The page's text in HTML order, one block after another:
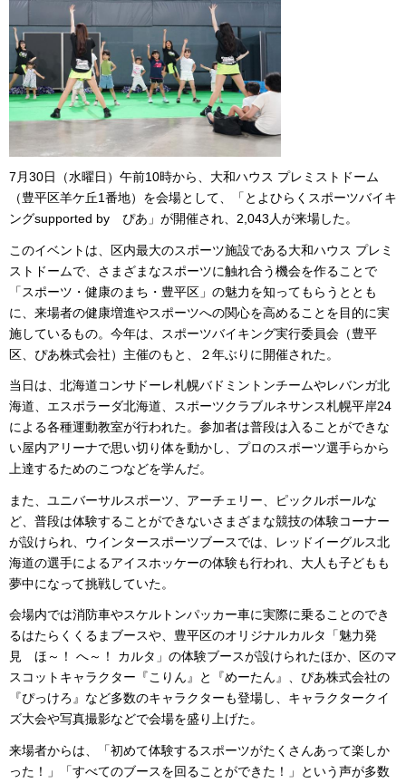
7月30日（水曜日）午前10時から、大和ハウス プレミストドーム
（豊平区羊ケ丘1番地）を会場として、「とよひらくスポーツバイキ
ングsupported by ぴあ」が開催され、2,043人が来場した。
このイベントは、区内最大のスポーツ施設である大和ハウス プレミ
ストドームで、さまざまなスポーツに触れ合う機会を作ることで
「スポーツ・健康のまち・豊平区」の魅力を知ってもらうととも
に、来場者の健康増進やスポーツへの関心を高めることを目的に実
施しているもの。今年は、スポーツバイキング実行委員会（豊平
区、ぴあ株式会社）主催のもと、２年ぶりに開催された。
当日は、北海道コンサドーレ札幌バドミントンチームやレバンガ北
海道、エスポラーダ北海道、スポーツクラブルネサンス札幌平岸24
による各種運動教室が行われた。参加者は普段は入ることができな
い屋内アリーナで思い切り体を動かし、プロのスポーツ選手らから
上達するためのこつなどを学んだ。
また、ユニバーサルスポーツ、アーチェリー、ピックルボールな
ど、普段は体験することができないさまざまな競技の体験コーナー
が設けられ、ウインタースポーツブースでは、レッドイーグルス北
海道の選手によるアイスホッケーの体験も行われ、大人も子どもも
夢中になって挑戦していた。
会場内では消防車やスケルトンパッカー車に実際に乗ることのでき
るはたらくくるまブースや、豊平区のオリジナルカルタ「魅力発
見 ほ～！ へ～！ カルタ」の体験ブースが設けられたほか、区のマ
スコットキャラクター『こりん』と『めーたん』、ぴあ株式会社の
『ぴっけろ』など多数のキャラクターも登場し、キャラクタークイ
ズ大会や写真撮影などで会場を盛り上げた。
来場者からは、「初めて体験するスポーツがたくさんあって楽しか
った！」「すべてのブースを回ることができた！」という声が多数